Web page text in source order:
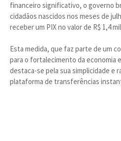
financeiro significativo, o governo
cidadãos nascidos nos meses de
receber um PIX no valor de R$ 1,4
Esta medida, que faz parte de um
para o fortalecimento da economia
destaca-se pela sua simplicidade e
plataforma de transferências